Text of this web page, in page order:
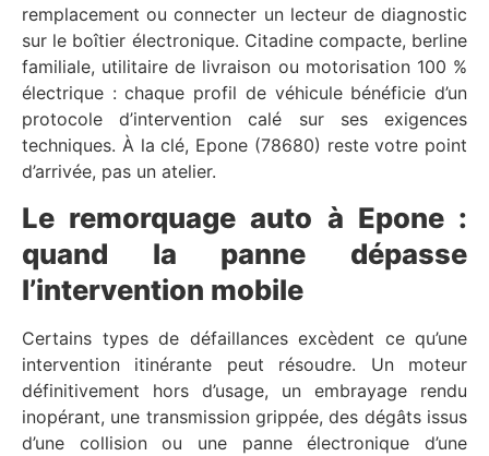
remplacement ou connecter un lecteur de diagnostic
sur le boîtier électronique. Citadine compacte, berline
familiale, utilitaire de livraison ou motorisation 100 %
électrique : chaque profil de véhicule bénéficie d’un
protocole d’intervention calé sur ses exigences
techniques. À la clé, Epone (78680) reste votre point
d’arrivée, pas un atelier.
Le remorquage auto à Epone :
quand la panne dépasse
l’intervention mobile
Certains types de défaillances excèdent ce qu’une
intervention itinérante peut résoudre. Un moteur
définitivement hors d’usage, un embrayage rendu
inopérant, une transmission grippée, des dégâts issus
d’une collision ou une panne électronique d’une